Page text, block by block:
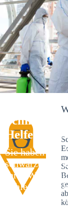
Helfer an
Sie haben
schwarze
Ihrer Wand
Schlechte
Sie haben